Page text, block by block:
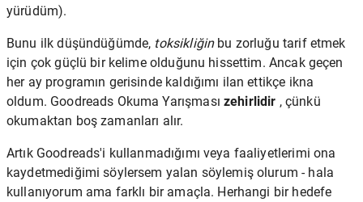
yürüdüm).
Bunu ilk düşündüğümde, toksikliğinbu zorluğu tarif etmek
için çok güçlü bir kelime olduğunu hissettim. Ancak geçen
her ay programın gerisinde kaldığımı ilan ettikçe ikna
oldum. Goodreads Okuma Yarışması zehirlidir , çünkü
okumaktan boş zamanları alır.
Artık Goodreads'i kullanmadığımı veya faaliyetlerimi ona
kaydetmediğimi söylersem yalan söylemiş olurum - hala
kullanıyorum ama farklı bir amaçla. Herhangi bir hedefe